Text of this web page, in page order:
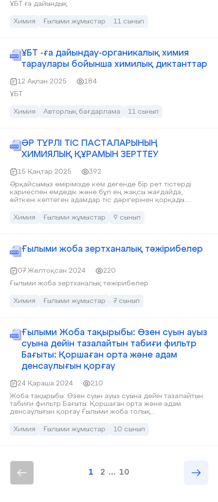
ҰБТ ға дайындық
Химия Ғылыми жұмыстар 11 сынып
ҰБТ -ға дайындау-органикалық химия
тараулары бойынша химилық диктанттар
12 Ақпан 2025
184
ҰБТ
Химия Авторлық бағдарлама 11 сынып
ӘР ТҮРЛІ ТІС ПАСТАЛАРЫНЫҢ
ХИМИЯЛЫҚ ҚҰРАМЫН ЗЕРТТЕУ
15 Қаңтар 2025
392
Әрқайсымыз өмірімізде кем дегенде бір рет тістерді
кариеспен емдедік және бұл ең жақсы жағдайда,
өйткені көптеген адамдар тіс дәрігерінен қорқады.
денсаулығына немқұрайлы қарайды деп айта аламыз.
Химия Ғылыми жұмыстар 9 сынып
Ғылыми жоба зертханалық тәжірибелер
07 Желтоқсан 2024
220
Ғылыми жоба зертханалық тәжірибелер
Химия Ғылыми жұмыстар 7 сынып
Ғылыми Жоба тақырыбы: Өзен суын ауыз
суына дейін тазалайтын табиғи фильтр
Бағыты: Қоршаған орта және адам
денсаулығын қорғау
24 Қараша 2024
210
Жоба тақырыбы: Өзен суын ауыз суына дейін тазалайтын
табиғи фильтр Бағыты: Қоршаған орта және адам
денсаулығын қорғау Ғылыми жоба толық
Химия
Ғылыми жұмыстар 10 сынып
1 2 ... 10